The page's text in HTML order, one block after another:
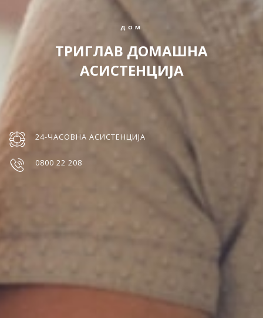
ДОМ
ТРИГЛАВ ДОМАШНА
АСИСТЕНЦИЈА
24-ЧАСОВНА АСИСТЕНЦИЈА
0800 22 208